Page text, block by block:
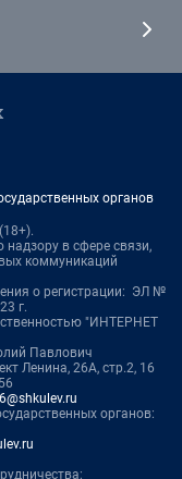
органов
в сфере связи,
коммуникаций
о регистрации: ЭЛ №
г.
"ИНТЕРНЕТ
Павлович
Ленина, 26А, стр.2, 16
органов: